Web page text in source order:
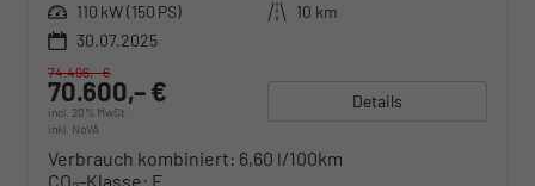
Leistung 110 kW (150 PS) Kilometerstand 10 km
30.07.2025
70.600,– €
incl. 20% MwSt.
inkl. NoVA
74.496,– €
Details
Verbrauch kombiniert: 6,60 l/100km
CO -Klasse: F